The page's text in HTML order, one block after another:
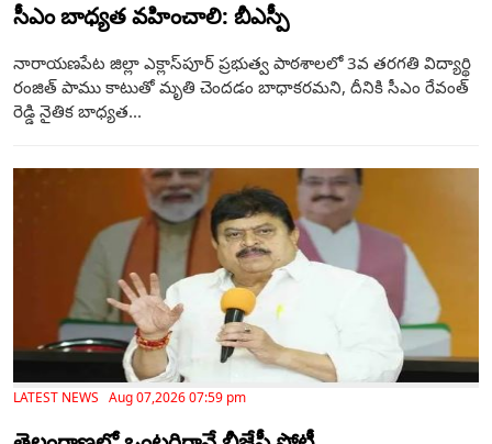
సీఎం బాధ్యత వహించాలి: బీఎస్పీ
నారాయణపేట జిల్లా ఎక్లాస్‌పూర్ ప్రభుత్వ పాఠశాలలో 3వ తరగతి విద్యార్థి
రంజిత్ పాము కాటుతో మృతి చెందడం బాధాకరమని, దీనికి సీఎం రేవంత్
రెడ్డి నైతిక బాధ్యత...
LATEST NEWS Aug 07,2026 07:59 pm